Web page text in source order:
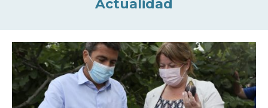
Actualidad